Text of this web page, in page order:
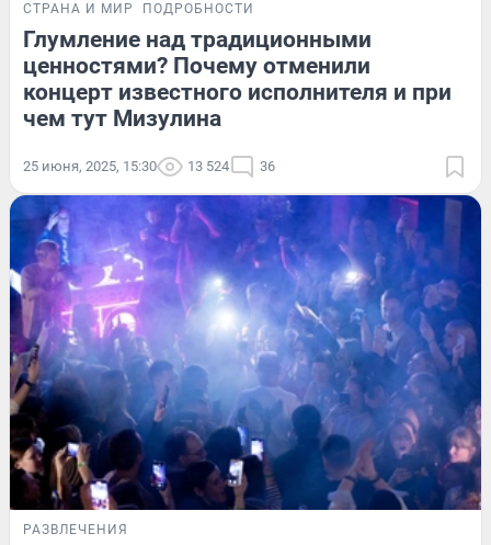
СТРАНА И МИР ПОДРОБНОСТИ
Глумление над традиционными
ценностями? Почему отменили
концерт известного исполнителя и при
чем тут Мизулина
25 июня, 2025, 15:30 13 524 36
РАЗВЛЕЧЕНИЯ